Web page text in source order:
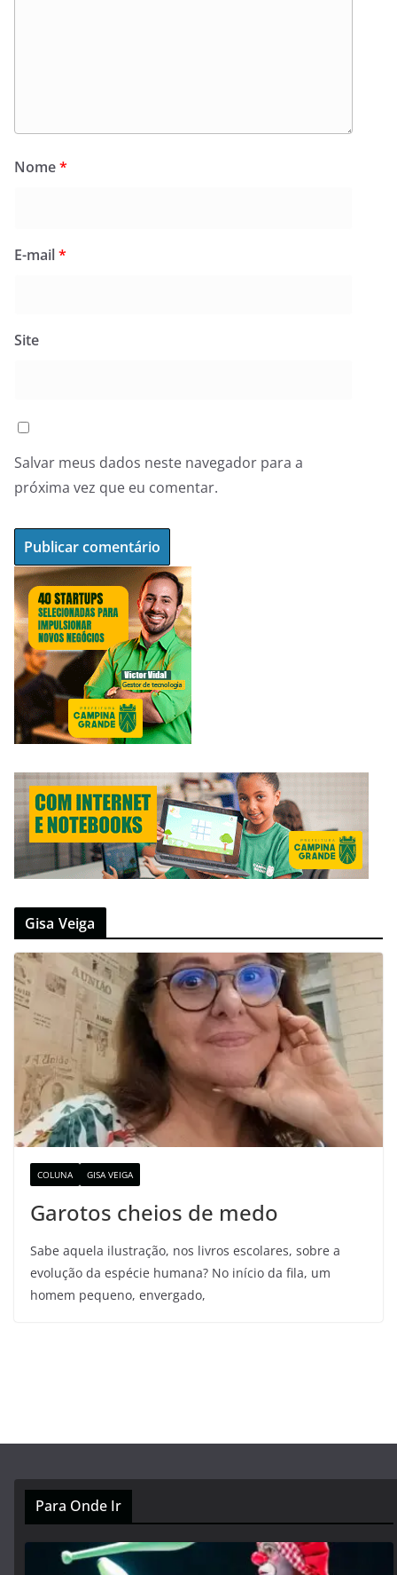
Nome*
E-mail*
Site
Salvar meus dados neste navegador para a
próxima vez que eu comentar.
Gisa Veiga
COLUNA GISA VEIGA
Garotos cheios de medo
Sabe aquela ilustração, nos livros escolares, sobre a
evolução da espécie humana? No início da fila, um
homem pequeno, envergado,
Para Onde Ir